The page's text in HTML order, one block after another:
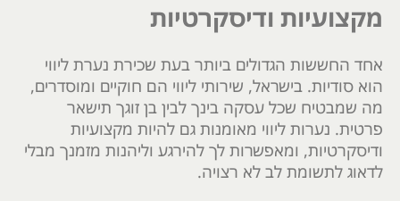
מקצועיות ודיסקרטיות
אחד החששות הגדולים ביותר בעת שכירת נערת ליווי
הוא סודיות. בישראל, שירותי ליווי הם חוקיים ומוסדרים,
מה שמבטיח שכל עסקה בינך לבין בן זוגך תישאר
פרטית. נערות ליווי מאומנות גם להיות מקצועיות
ודיסקרטיות, ומאפשרות לך להירגע וליהנות מזמנך מבלי
לדאוג לתשומת לב לא רצויה.